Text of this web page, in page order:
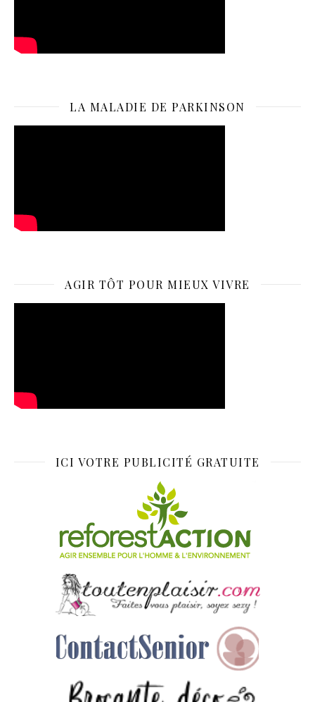
LA MALADIE DE PARKINSON
AGIR TÔT POUR MIEUX VIVRE
ICI VOTRE PUBLICITÉ GRATUITE